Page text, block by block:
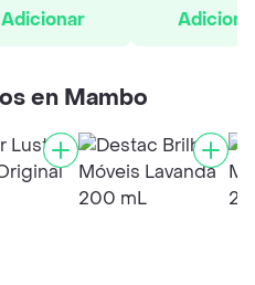
Adicionar
en Mambo